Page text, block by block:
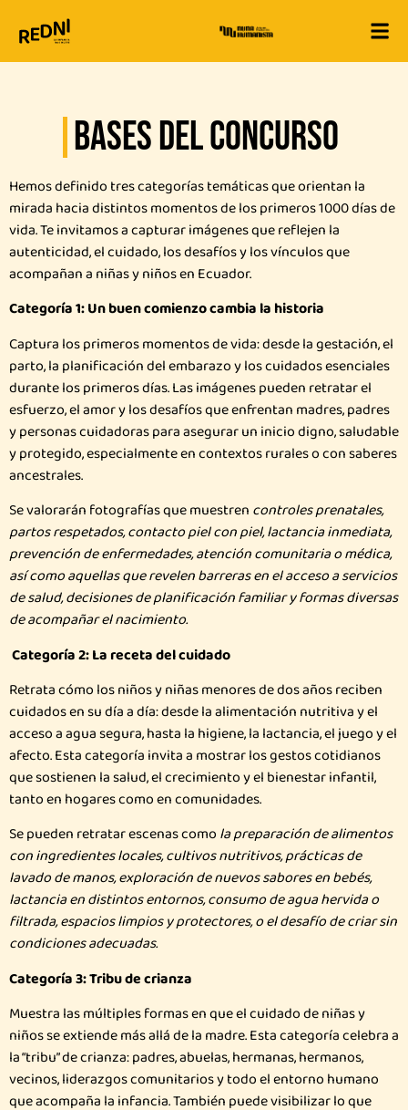
Bases del Concurso
Hemos definido tres categorías temáticas que orientan la
mirada hacia distintos momentos de los primeros 1000 días de
vida. Te invitamos a capturar imágenes que reflejen la
autenticidad, el cuidado, los desafíos y los vínculos que
acompañan a niñas y niños en Ecuador.
Categoría 1: Un buen comienzo cambia la historia
Captura los primeros momentos de vida: desde la gestación, el
parto, la planificación del embarazo y los cuidados esenciales
durante los primeros días. Las imágenes pueden retratar el
esfuerzo, el amor y los desafíos que enfrentan madres, padres
y personas cuidadoras para asegurar un inicio digno, saludable
y protegido, especialmente en contextos rurales o con saberes
ancestrales.
Se valorarán fotografías que muestren controles prenatales,
partos respetados, contacto piel con piel, lactancia inmediata,
prevención de enfermedades, atención comunitaria o médica,
así como aquellas que revelen barreras en el acceso a servicios
de salud, decisiones de planificación familiar y formas diversas
de acompañar el nacimiento.
Categoría 2: La receta del cuidado
Retrata cómo los niños y niñas menores de dos años reciben
cuidados en su día a día: desde la alimentación nutritiva y el
acceso a agua segura, hasta la higiene, la lactancia, el juego y el
afecto. Esta categoría invita a mostrar los gestos cotidianos
que sostienen la salud, el crecimiento y el bienestar infantil,
tanto en hogares como en comunidades.
Se pueden retratar escenas como la preparación de alimentos
con ingredientes locales, cultivos nutritivos, prácticas de
lavado de manos, exploración de nuevos sabores en bebés,
lactancia en distintos entornos, consumo de agua hervida o
filtrada, espacios limpios y protectores, o el desafío de criar sin
condiciones adecuadas.
Categoría 3: Tribu de crianza
Muestra las múltiples formas en que el cuidado de niñas y
niños se extiende más allá de la madre. Esta categoría celebra a
la “tribu” de crianza: padres, abuelas, hermanas, hermanos,
vecinos, liderazgos comunitarios y todo el entorno humano
que acompaña la infancia. También puede visibilizar lo que